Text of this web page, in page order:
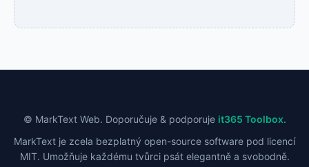
© MarkText Web. Doporučuje & podporuje it365 Toolbox.
MarkText je zcela bezplatný open-source software pod licencí
MIT. Umožňuje každému tvůrci psát elegantně a svobodně.